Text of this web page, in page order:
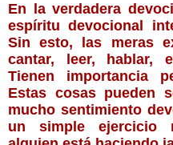
En la verdadera
espíritu devocional
Sin esto, las meras
cantar, leer, hablar,
Tienen importancia
Estas cosas pueden
mucho sentimiento
un simple ejercicio